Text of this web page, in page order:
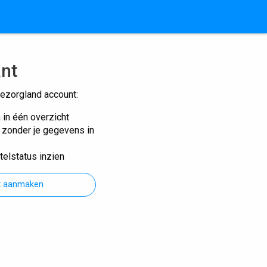
account:
één overzicht
je gegevens in
inzien